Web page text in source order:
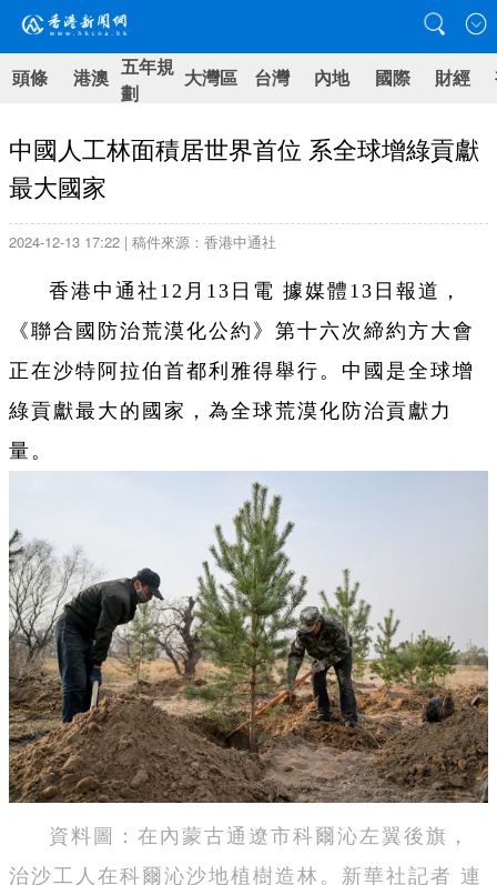
頭條 港澳 五年規
劃
大灣區 台灣 內地 國際 財經
中國人工林面積居世界首位 系全球增綠貢獻
最大國家
2024-12-13 17:22 | 稿件來源：香港中通社
香港中通社12月13日電 據媒體13日報道，
《聯合國防治荒漠化公約》第十六次締約方大會
正在沙特阿拉伯首都利雅得舉行。中國是全球增
綠貢獻最大的國家，為全球荒漠化防治貢獻力
量。
資料圖：在內蒙古通遼市科爾沁左翼後旗，
治沙工人在科爾沁沙地植樹造林。新華社記者 連